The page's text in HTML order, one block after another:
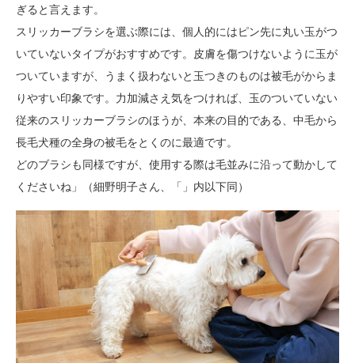
ぎると言えます。
スリッカーブラシを選ぶ際には、個人的にはピン先に丸い玉がつ
いていないタイプがおすすめです。皮膚を傷つけないように玉が
ついていますが、うまく扱わないと玉つきのものは被毛がからま
りやすい印象です。力加減さえ気をつければ、玉のついていない
従来のスリッカーブラシのほうが、本来の目的である、中毛から
長毛犬種の全身の被毛をとくのに最適です。
どのブラシも同様ですが、使用する際は毛並みに沿って動かして
くださいね」（細野明子さん、「」内以下同）